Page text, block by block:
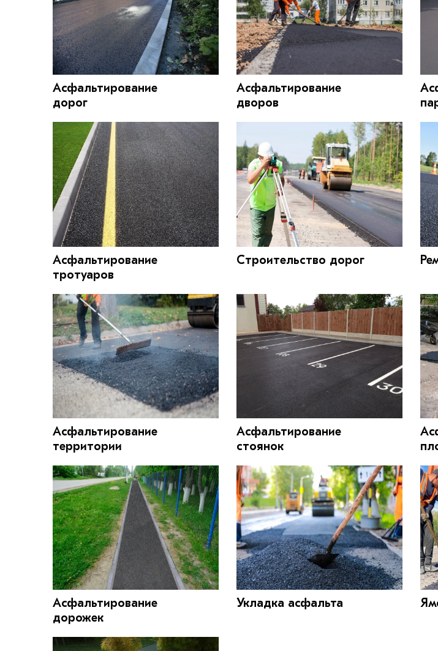
Асфальтирование
дорог
Асфальтирование
дворов
Асфальтирование
тротуаров
Строительство дорог
Асфальтирование
территории
Асфальтирование
стоянок
Асфальтирование
дорожек
Укладка асфальта